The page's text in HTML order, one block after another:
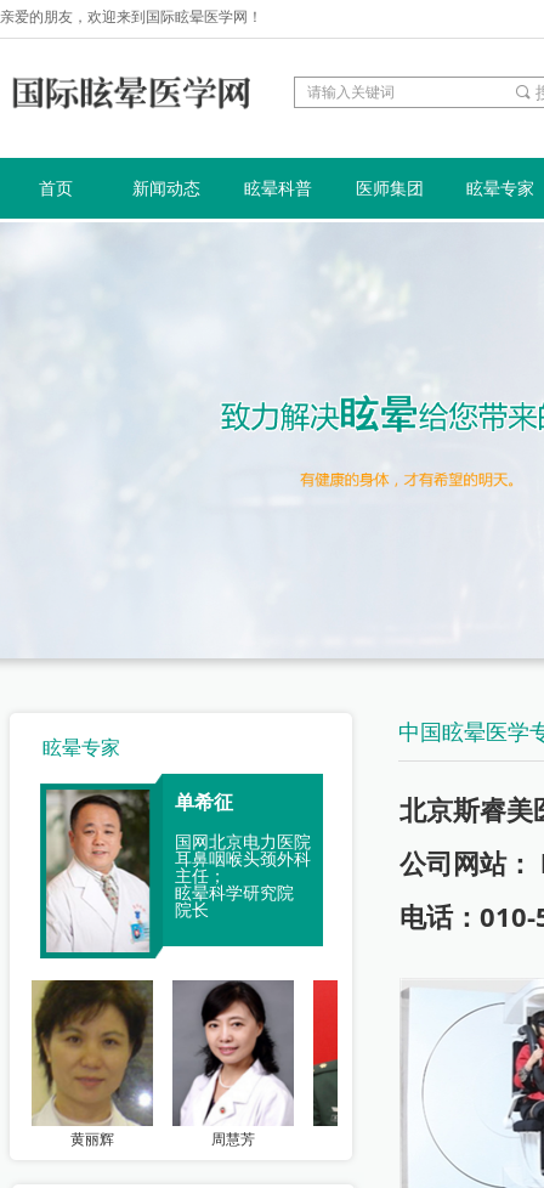
亲爱的朋友，欢迎来到国际眩晕医学网！
끠
首页 新闻动态 眩晕科普 医师集团 眩晕专家
中国人民解放军总医院
第三医学中心（原武警
总医院）耳鼻咽喉头颈
单希征
眩晕专家
单希征
国网北京电力医院
耳鼻咽喉头颈外科
主任；
眩晕科学研究院
院长
黄丽辉 周慧芳
中国眩晕医学
北京斯睿美
公司网站：
电话：